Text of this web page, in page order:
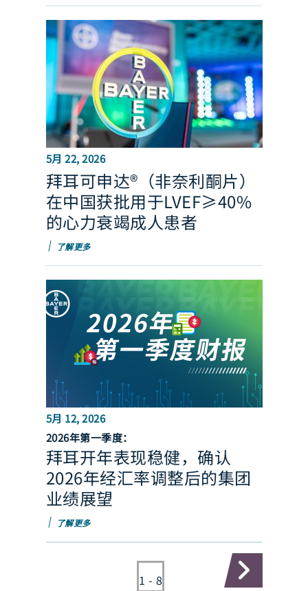
5月 22, 2026
拜耳可申达®（非奈利酮片）
在中国获批用于LVEF≥40%
的心力衰竭成人患者
了解更多
5月 12, 2026
2026年第一季度：
拜耳开年表现稳健，确认
2026年经汇率调整后的集团
业绩展望
了解更多
Pagination
1 - 8